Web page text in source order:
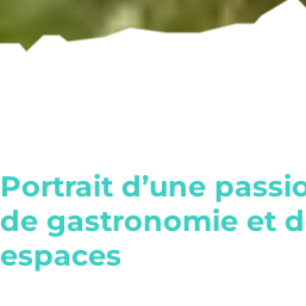
Portrait d’une
de gastronomie et
espaces